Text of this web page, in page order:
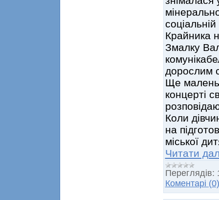
Крайника
Змалку
дорослим
Ще
концерті
Коли
на
міської
Читати
Переглядів:
Коментарі (0)